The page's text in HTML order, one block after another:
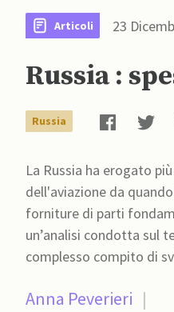
Articoli 23
Russia :
Russia
La Russia ha erogato
dell'aviazione da
forniture di parti fondamentali e servizi di
un’analisi condotta sul
complesso compito di
Anna Peverieri |